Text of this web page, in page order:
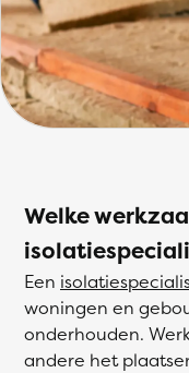
Welke
Een
woningen en
onderhouden.
andere het